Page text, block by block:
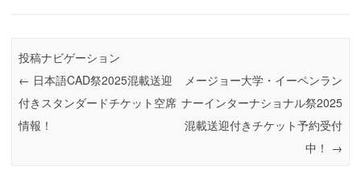
o
k
n
投稿ナビゲーション
← 日本語CAD祭2025混載送迎
付きスタンダードチケット空席
情報！
メージョー大学・イーペンラン
ナーインターナショナル祭2025
混載送迎付きチケット予約受付
中！ →